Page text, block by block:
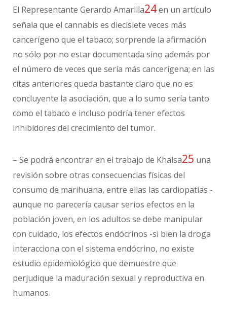
El Representante Gerardo Amarilla24en un artículo
señala que el cannabis es diecisiete veces más
cancerígeno que el tabaco; sorprende la afirmación
no sólo por no estar documentada sino además por
el número de veces que sería más cancerígena; en las
citas anteriores queda bastante claro que no es
concluyente la asociación, que a lo sumo sería tanto
como el tabaco e incluso podría tener efectos
inhibidores del crecimiento del tumor.
– Se podrá encontrar en el trabajo de Khalsa25 una
revisión sobre otras consecuencias físicas del
consumo de marihuana, entre ellas las cardiopatías -
aunque no parecería causar serios efectos en la
población joven, en los adultos se debe manipular
con cuidado, los efectos endócrinos -si bien la droga
interacciona con el sistema endócrino, no existe
estudio epidemiológico que demuestre que
perjudique la maduración sexual y reproductiva en
humanos.